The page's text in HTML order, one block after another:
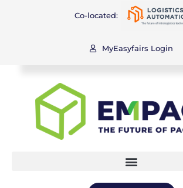
Co-located:
MyEasyfairs Login